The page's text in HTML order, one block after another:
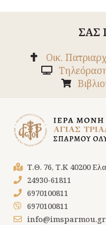
ΣΑΣ
Οικ.
Τ.Θ. 76, Τ.Κ 40200
24930-61811
6970100811
6970100811
info@imsparmou.gr